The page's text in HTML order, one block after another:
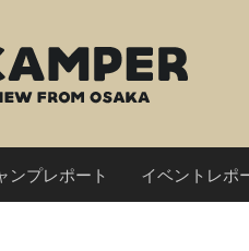
ンプレポート イベントレポ